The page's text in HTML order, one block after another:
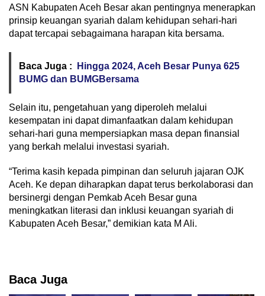
ASN Kabupaten Aceh Besar akan pentingnya menerapkan
prinsip keuangan syariah dalam kehidupan sehari-hari
dapat tercapai sebagaimana harapan kita bersama.
Baca Juga :
Hingga 2024, Aceh Besar Punya 625
BUMG dan BUMGBersama
Selain itu, pengetahuan yang diperoleh melalui
kesempatan ini dapat dimanfaatkan dalam kehidupan
sehari-hari guna mempersiapkan masa depan finansial
yang berkah melalui investasi syariah.
“Terima kasih kepada pimpinan dan seluruh jajaran OJK
Aceh. Ke depan diharapkan dapat terus berkolaborasi dan
bersinergi dengan Pemkab Aceh Besar guna
meningkatkan literasi dan inklusi keuangan syariah di
Kabupaten Aceh Besar,” demikian kata M Ali.
Baca Juga